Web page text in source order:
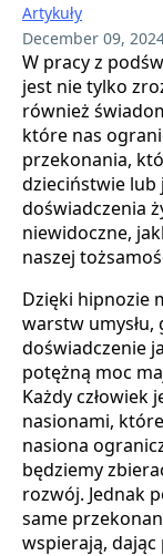
Artykuły
December 09,
W pracy z
jest nie tylko
również
które nas
przekonania,
dzieciństwie lub
doświadczenia
niewidoczne,
naszej
Dzięki hipnozie
warstw
doświadczenie
potężną moc
Każdy człowiek
nasionami,
nasiona
będziemy
rozwój. Jednak
same
wspierają, dając